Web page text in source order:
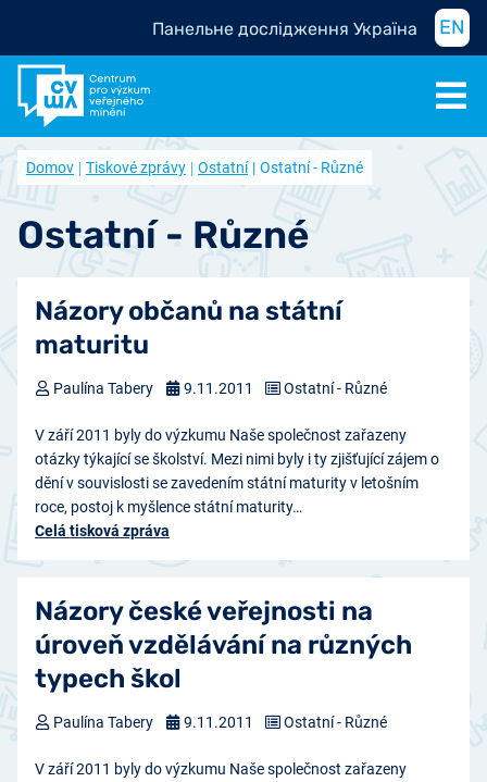
Панельне дослідження Україна EN
Domov Tiskové zprávy Ostatní Ostatní - Různé
Ostatní - Různé
Názory občanů na státní
maturitu
V září 2011 byly do výzkumu Naše společnost zařazeny
otázky týkající se školství. Mezi nimi byly i ty zjišťující zájem o
dění v souvislosti se zavedením státní maturity v letošním
roce, postoj k myšlence státní maturity…
Celá tisková zpráva
Paulína Tabery 9.11.2011 Ostatní - Různé
Názory české veřejnosti na
úroveň vzdělávání na různých
typech škol
V září 2011 byly do výzkumu Naše společnost zařazeny
Paulína Tabery 9.11.2011 Ostatní - Různé